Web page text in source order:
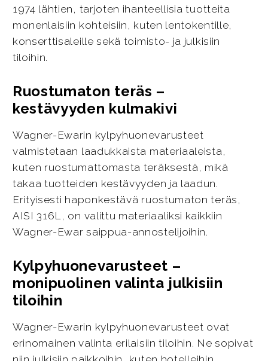
1974 lähtien, tarjoten ihanteellisia tuotteita
monenlaisiin kohteisiin, kuten lentokentille,
konserttisaleille sekä toimisto- ja julkisiin
tiloihin.
Ruostumaton teräs –
kestävyyden kulmakivi
Wagner-Ewarin kylpyhuonevarusteet
valmistetaan laadukkaista materiaaleista,
kuten ruostumattomasta teräksestä, mikä
takaa tuotteiden kestävyyden ja laadun.
Erityisesti haponkestävä ruostumaton teräs,
AISI 316L, on valittu materiaaliksi kaikkiin
Wagner-Ewar saippua-annostelijoihin.
Kylpyhuonevarusteet –
monipuolinen valinta julkisiin
tiloihin
Wagner-Ewarin kylpyhuonevarusteet ovat
erinomainen valinta erilaisiin tiloihin. Ne sopivat